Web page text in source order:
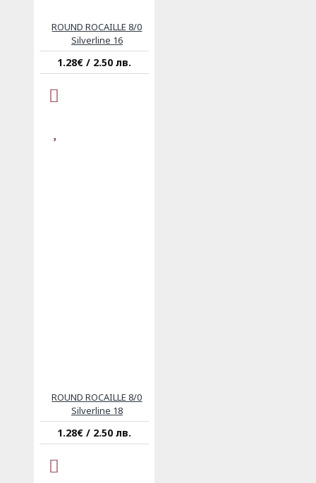
ROUND ROCAILLE 8/0
Silverline 16
1.28€ / 2.50 лв.
ROUND ROCAILLE 8/0
Silverline 18
1.28€ / 2.50 лв.